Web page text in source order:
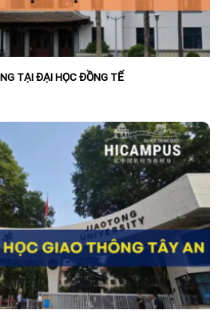
TẠI ĐẠI HỌC ĐỒNG TẾ